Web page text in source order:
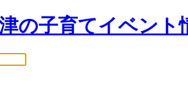
の子育てイベント